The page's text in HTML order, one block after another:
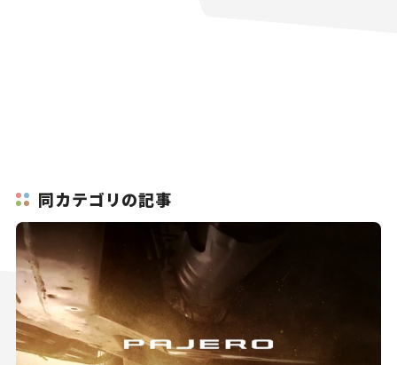
同カテゴリの記事